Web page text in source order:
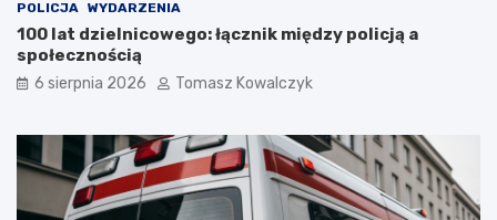
POLICJA WYDARZENIA
100 lat dzielnicowego: łącznik między policją a
społecznością
6 sierpnia 2026 Tomasz Kowalczyk